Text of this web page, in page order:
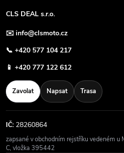
CLS DEAL s.r.o.
✉️ info@clsmoto.cz
📞 +420 577 104 217
📱 +420 777 122 612
Zavolat Napsat Trasa
IČ: 28260864
zapsané v obchodním rejstříku vedeném u
C, vložka 395442